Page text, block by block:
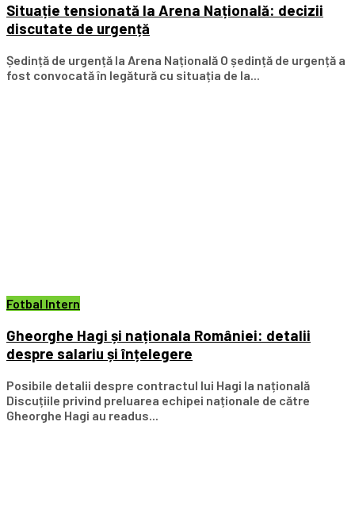
Situație tensionată la Arena Națională: decizii
discutate de urgență
Ședință de urgență la Arena Națională O ședință de urgență a
fost convocată în legătură cu situația de la...
Fotbal Intern
Gheorghe Hagi și naționala României: detalii
despre salariu și înțelegere
Posibile detalii despre contractul lui Hagi la națională
Discuțiile privind preluarea echipei naționale de către
Gheorghe Hagi au readus...